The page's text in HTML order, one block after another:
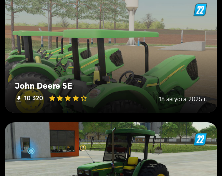
John Deere 5E
10 320 18 августа 2025 г.